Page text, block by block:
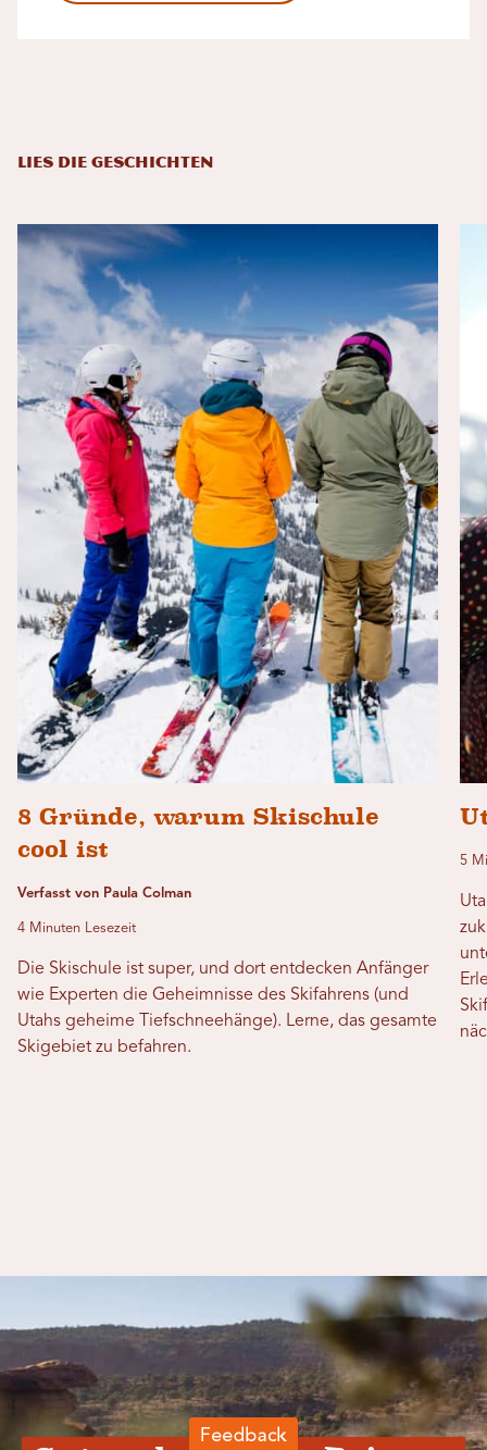
LIES DIE GESCHICHTEN
8 Gründe, warum Skischule
cool ist
Verfasst von Paula Colman
4 Minuten Lesezeit
Die Skischule ist super, und dort entdecken Anfänger
wie Experten die Geheimnisse des Skifahrens (und
Utahs geheime Tiefschneehänge). Lerne, das gesamte
Skigebiet zu befahren.
5